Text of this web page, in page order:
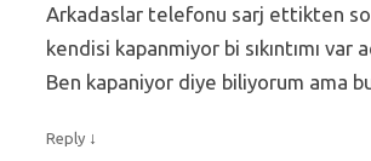
Arkadaslar telefonu sarj ettikten
kendisi kapanmiyor bi sıkıntımı var
Ben kapaniyor diye biliyorum ama
Reply ↓